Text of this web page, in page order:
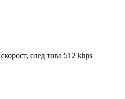
след това 512 kbps